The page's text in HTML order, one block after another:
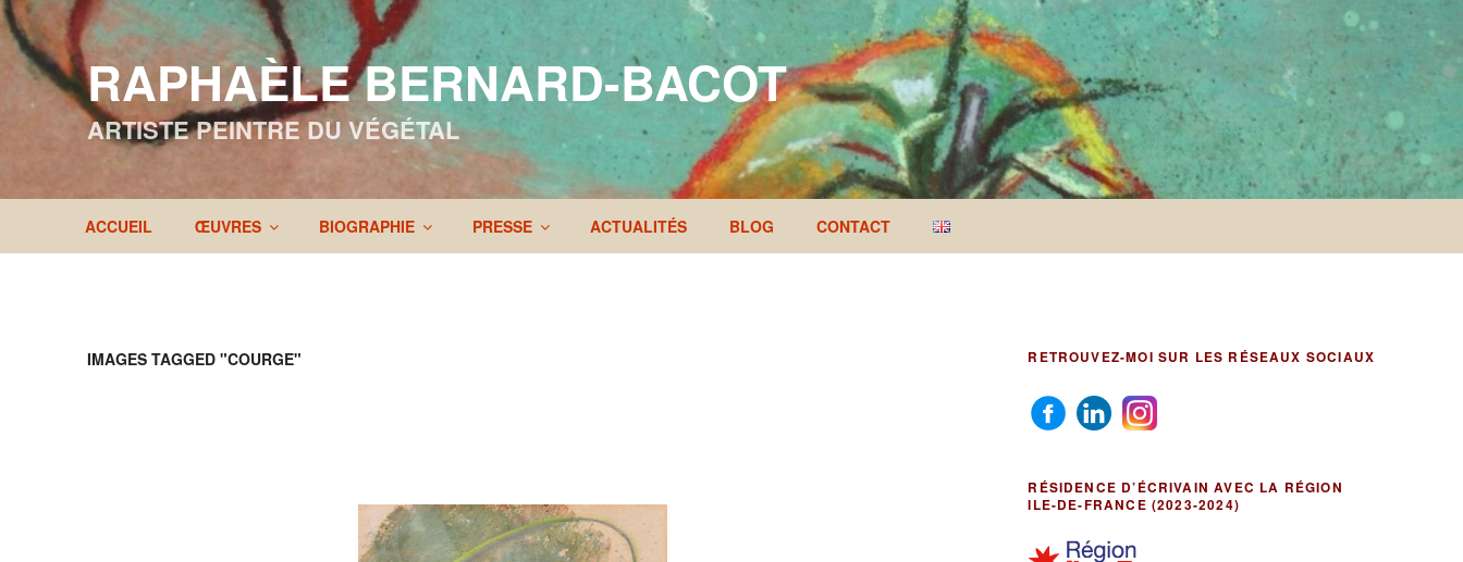
Aller
au
contenu
principal
RAPHAÈLE BERNARD-BACOT
ARTISTE PEINTRE DU VÉGÉTAL
ACCUEIL ŒUVRES BIOGRAPHIE PRESSE ACTUALITÉS BLOG CONTACT
IMAGES TAGGED "COURGE" RETROUVEZ-MOI SUR LES RÉSEAUX SOCIAUX
RÉSIDENCE D’ÉCRIVAIN AVEC LA RÉGION
ILE-DE-FRANCE (2023-2024)